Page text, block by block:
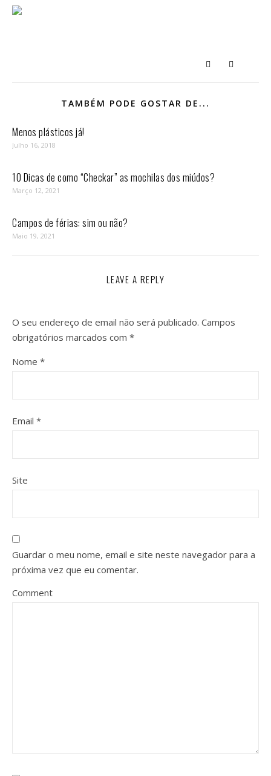
TAMBÉM PODE GOSTAR DE...
Menos plásticos já!
Julho 16, 2018
10 Dicas de como “Checkar” as mochilas dos miúdos?
Março 12, 2021
Campos de férias: sim ou não?
Maio 19, 2021
LEAVE A REPLY
O seu endereço de email não será publicado. Campos
obrigatórios marcados com *
Nome *
Email *
Site
Guardar o meu nome, email e site neste navegador para a
próxima vez que eu comentar.
Comment